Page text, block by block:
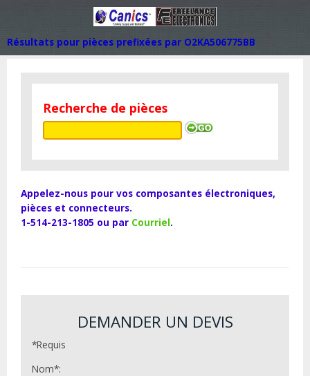
Résultats pour pièces prefixées par O2KA506775BB
Recherche de pièces
Appelez-nous pour vos composantes électroniques,
pièces et connecteurs.
1-514-213-1805 ou par Courriel.
DEMANDER UN DEVIS
*Requis
Nom*: